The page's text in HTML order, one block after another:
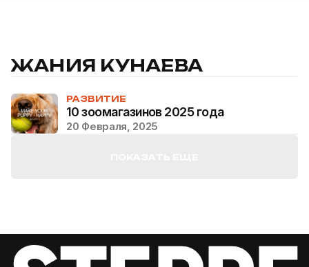
ЖАНИЯ КУНАЕВА
РАЗВИТИЕ
10 зоомагазинов 2025 года
20 Февраля, 2025